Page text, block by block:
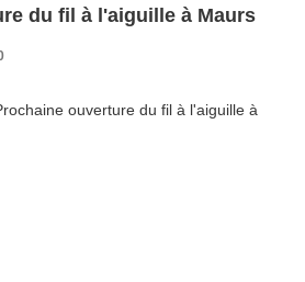
du fil à l'aiguille à Maurs